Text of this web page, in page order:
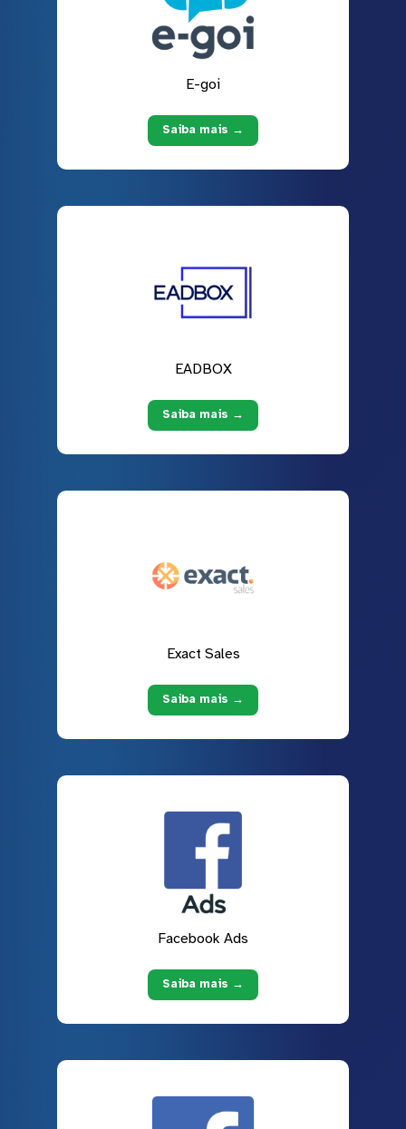
E-goi
Saiba mais →
EADBOX
Saiba mais →
Exact Sales
Saiba mais →
Facebook Ads
Saiba mais →